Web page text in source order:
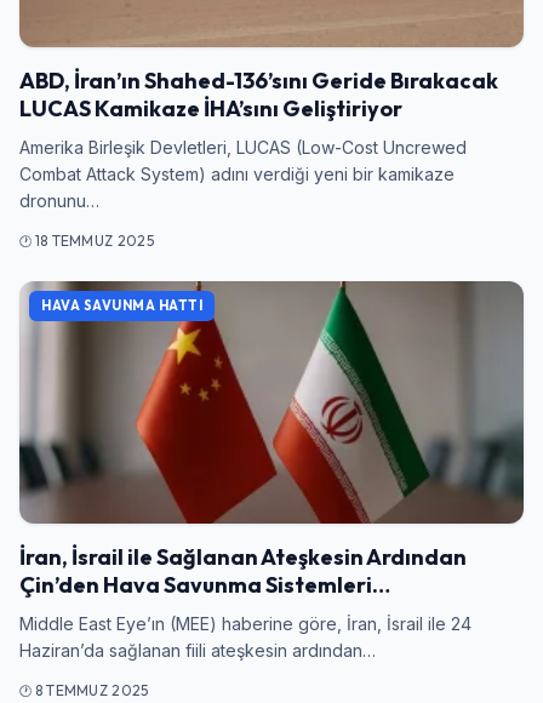
ABD, İran’ın Shahed-136’sını Geride Bırakacak
LUCAS Kamikaze İHA’sını Geliştiriyor
Amerika Birleşik Devletleri, LUCAS (Low-Cost Uncrewed
Combat Attack System) adını verdiği yeni bir kamikaze
dronunu…
18 TEMMUZ 2025
HAVA SAVUNMA HATTI
İran, İsrail ile Sağlanan Ateşkesin Ardından
Çin’den Hava Savunma Sistemleri…
Middle East Eye’ın (MEE) haberine göre, İran, İsrail ile 24
Haziran’da sağlanan fiili ateşkesin ardından…
8 TEMMUZ 2025